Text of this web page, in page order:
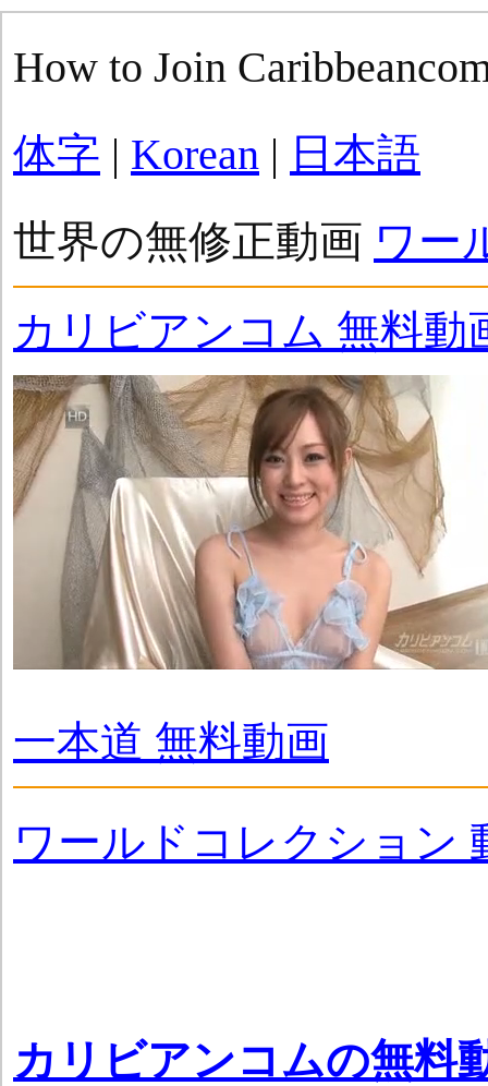
How to Join
体字 | Korean | 日本語
世界の無修正動画 ワー
カリビアンコム 無料動
一本道 無料動画
ワールドコレクション
カリビアンコムの無料